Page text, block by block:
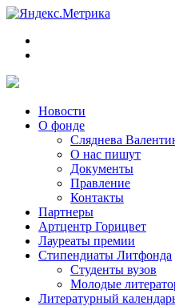
Новости
О фонде
Сляднева
О нас пишут
Документы
Правление
Контакты
Партнеры
Артцентр Горицвет
Лауреаты премии
Стипендиаты Литфонда
Студенты вузов
Молодые
Литературный